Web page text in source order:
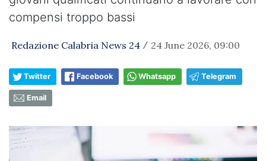
compensi troppo bassi
Redazione Calabria News 24 / 24 June 2026, 09:00
Twitter Facebook Whatsapp Telegram
Email